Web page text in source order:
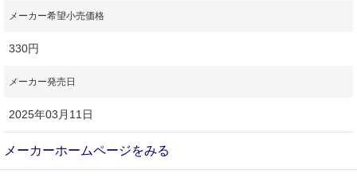
メーカー希望小売価格
330円
メーカー発売日
2025年03月11日
メーカーホームページをみる